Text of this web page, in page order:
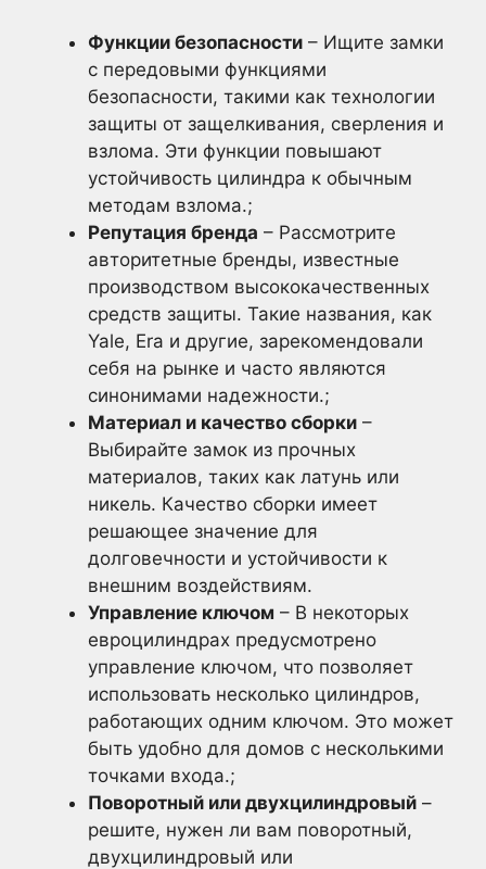
Функции безопасности – Ищите замки
с передовыми функциями
безопасности, такими как технологии
защиты от защелкивания, сверления и
взлома. Эти функции повышают
устойчивость цилиндра к обычным
методам взлома.;
Репутация бренда – Рассмотрите
авторитетные бренды, известные
производством высококачественных
средств защиты. Такие названия, как
Yale, Era и другие, зарекомендовали
себя на рынке и часто являются
синонимами надежности.;
Материал и качество сборки –
Выбирайте замок из прочных
материалов, таких как латунь или
никель. Качество сборки имеет
решающее значение для
долговечности и устойчивости к
внешним воздействиям.
Управление ключом – В некоторых
евроцилиндрах предусмотрено
управление ключом, что позволяет
использовать несколько цилиндров,
работающих одним ключом. Это может
быть удобно для домов с несколькими
точками входа.;
Поворотный или двухцилиндровый –
решите, нужен ли вам поворотный,
двухцилиндровый или